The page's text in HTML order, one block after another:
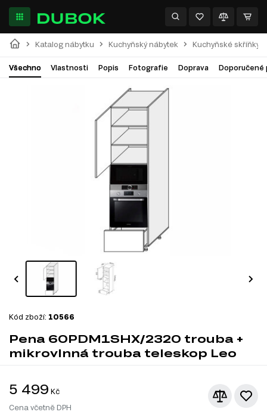
Katalog nábytku Kuchyňský nábytek Kuchyňské skříňky
Všechno Vlastnosti Popis Fotografie Doprava Doporučené
Kód zboží: 10566
Pena 60PDM1SHX/2320 trouba +
mikrovlnná trouba teleskop Leo
5 499 Kč
Cena včetně DPH